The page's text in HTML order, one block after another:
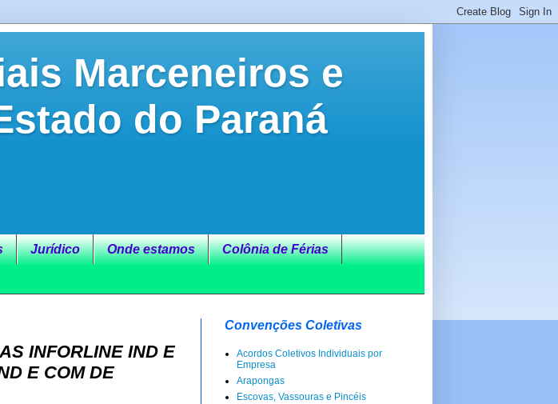
Marceneiros e
do Paraná
Jurídico Onde estamos Colônia de Férias
INFORLINE IND E
E COM DE
Convenções Coletivas
Acordos Coletivos Individuais por
Empresa
Arapongas
Escovas, Vassouras e Pincéis